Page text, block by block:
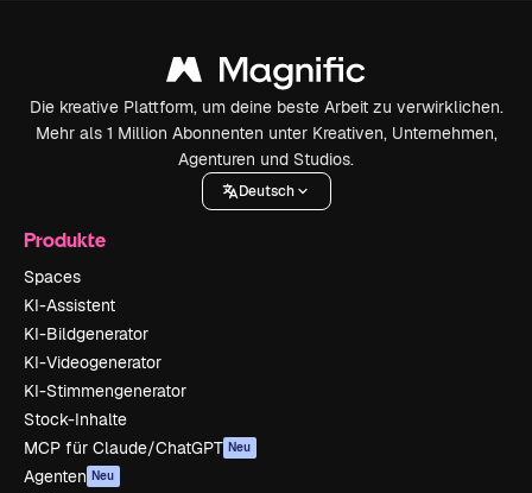
Die kreative Plattform, um deine beste Arbeit zu verwirklichen.
Mehr als 1 Million Abonnenten unter Kreativen, Unternehmen,
Agenturen und Studios.
Deutsch
Produkte
Spaces
KI-Assistent
KI-Bildgenerator
KI-Videogenerator
KI-Stimmengenerator
Stock-Inhalte
MCP für Claude/ChatGPT Neu
Agenten Neu